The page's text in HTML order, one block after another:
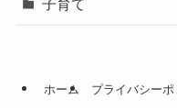
子育て
ホーム プライバシーポ